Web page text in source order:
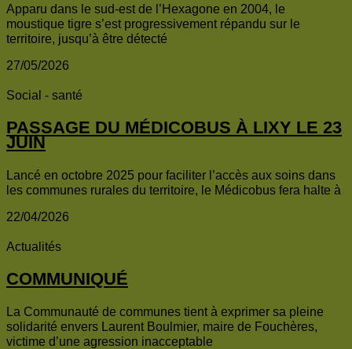
Apparu dans le sud-est de l’Hexagone en 2004, le
moustique tigre s’est progressivement répandu sur le
territoire, jusqu’à être détecté
27/05/2026
Social - santé
PASSAGE DU MÉDICOBUS À LIXY LE 23
JUIN
Lancé en octobre 2025 pour faciliter l’accès aux soins dans
les communes rurales du territoire, le Médicobus fera halte à
22/04/2026
Actualités
COMMUNIQUÉ
La Communauté de communes tient à exprimer sa pleine
solidarité envers Laurent Boulmier, maire de Fouchères,
victime d’une agression inacceptable